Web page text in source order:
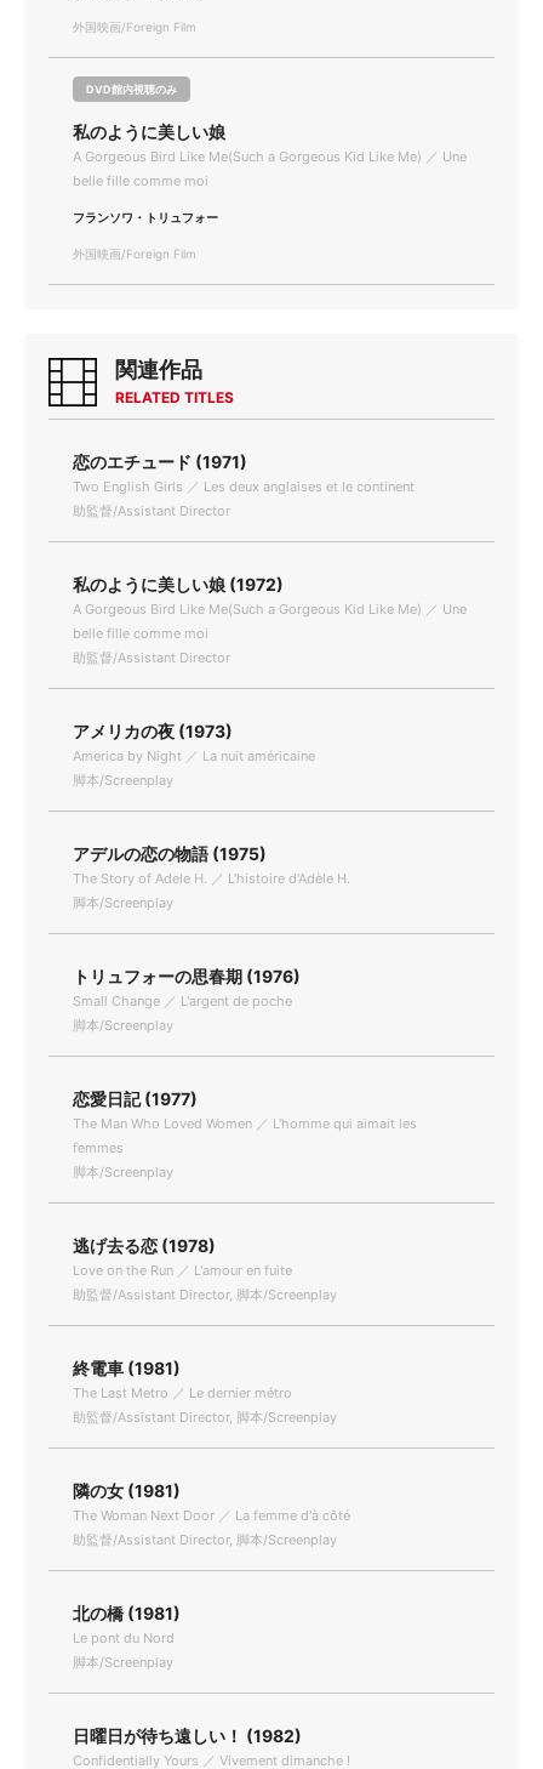
外国映画/Foreign Film
DVD館内視聴のみ
私のように美しい娘
A Gorgeous Bird Like Me(Such a Gorgeous Kid Like Me) ／ Une
belle fille comme moi
フランソワ・トリュフォー
外国映画/Foreign Film
関連作品
RELATED TITLES
恋のエチュード (1971)
Two English Girls ／ Les deux anglaises et le continent
助監督/Assistant Director
私のように美しい娘 (1972)
A Gorgeous Bird Like Me(Such a Gorgeous Kid Like Me) ／ Une
belle fille comme moi
助監督/Assistant Director
アメリカの夜 (1973)
America by Night ／ La nuit américaine
脚本/Screenplay
アデルの恋の物語 (1975)
The Story of Adele H. ／ L'histoire d'Adèle H.
脚本/Screenplay
トリュフォーの思春期 (1976)
Small Change ／ L'argent de poche
脚本/Screenplay
恋愛日記 (1977)
The Man Who Loved Women ／ L'homme qui aimait les
femmes
脚本/Screenplay
逃げ去る恋 (1978)
Love on the Run ／ L'amour en fuite
助監督/Assistant Director, 脚本/Screenplay
終電車 (1981)
The Last Metro ／ Le dernier métro
助監督/Assistant Director, 脚本/Screenplay
隣の女 (1981)
The Woman Next Door ／ La femme d'à côté
助監督/Assistant Director, 脚本/Screenplay
北の橋 (1981)
Le pont du Nord
脚本/Screenplay
日曜日が待ち遠しい！ (1982)
Confidentially Yours ／ Vivement dimanche !